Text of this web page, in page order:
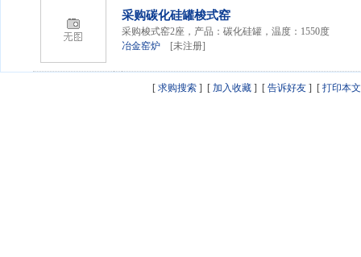
采购碳化硅罐梭式窑
采购梭式窑2座，产品：碳化硅罐，温度：1550度
冶金窑炉
[未注册]
[ 求购搜索 ] [ 加入收藏 ] [ 告诉好友 ] [ 打印本文